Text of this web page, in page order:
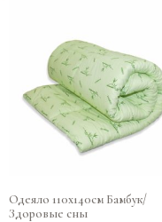
Одеяло 110х140см Бамбук/
Здоровые сны